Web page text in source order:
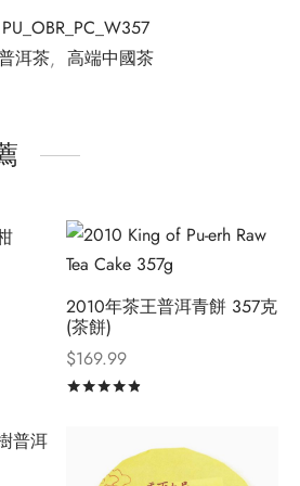
PU_OBR_PC_W357
洱茶, 高端中國茶
2010年茶王普洱青餅 357克
(茶餅)
$169.99